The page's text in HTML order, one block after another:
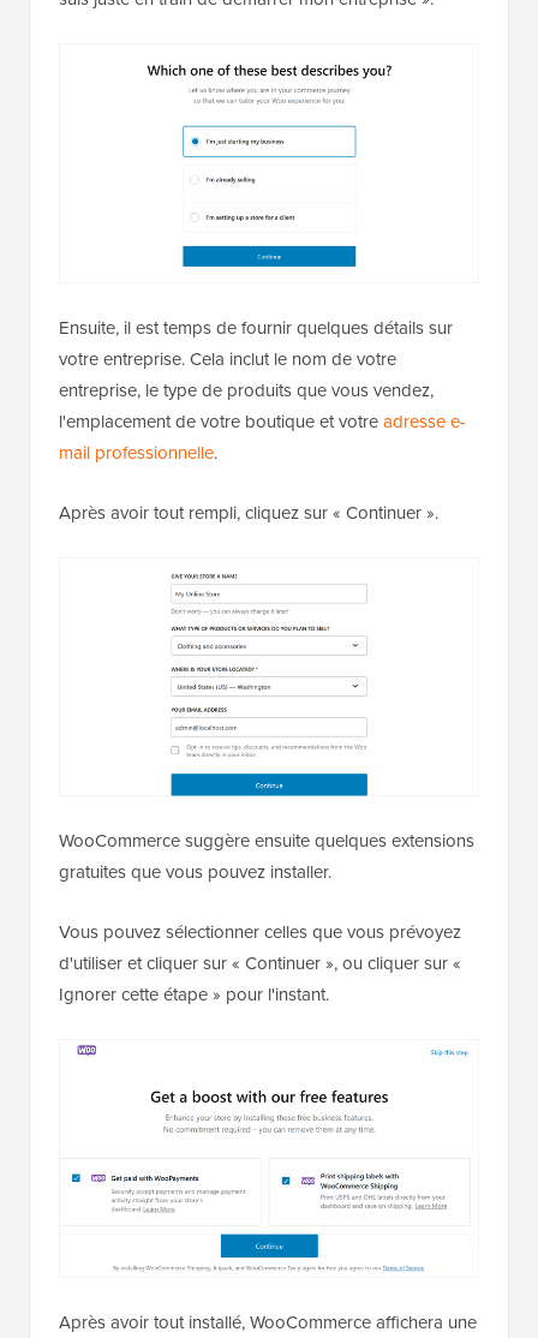
Ensuite, il est temps de fournir quelques détails sur
votre entreprise. Cela inclut le nom de votre
entreprise, le type de produits que vous vendez,
l'emplacement de votre boutique et votreadresse e-
mail professionnelle.
Après avoir tout rempli, cliquez sur « Continuer ».
WooCommerce suggère ensuite quelques extensions
gratuites que vous pouvez installer.
Vous pouvez sélectionner celles que vous prévoyez
d'utiliser et cliquer sur « Continuer », ou cliquer sur «
Ignorer cette étape » pour l'instant.
Après avoir tout installé, WooCommerce affichera une